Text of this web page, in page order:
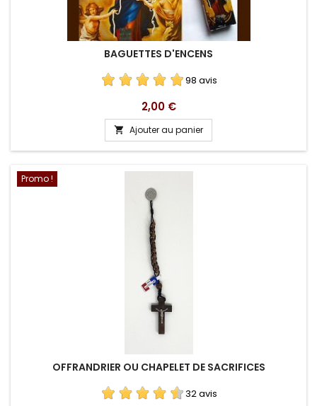
BAGUETTES D'ENCENS
98 avis
Prix
2,00 €
 Ajouter au panier
Promo !
OFFRANDRIER OU CHAPELET DE SACRIFICES
32 avis